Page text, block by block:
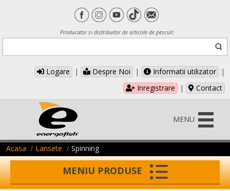
Producator si distribuitor de articole de pescuit
Logare | Despre Noi | Informatii utilizator
|
Inregistrare
| Contact
MENU
Acasa Lansete Spinning
MENIU PRODUSE